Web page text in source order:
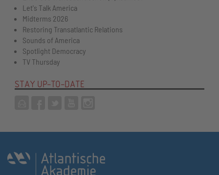
Let's Talk America
Midterms 2026
Restoring Transatlantic Relations
Sounds of America
Spotlight Democracy
TV Thursday
STAY UP-TO-DATE